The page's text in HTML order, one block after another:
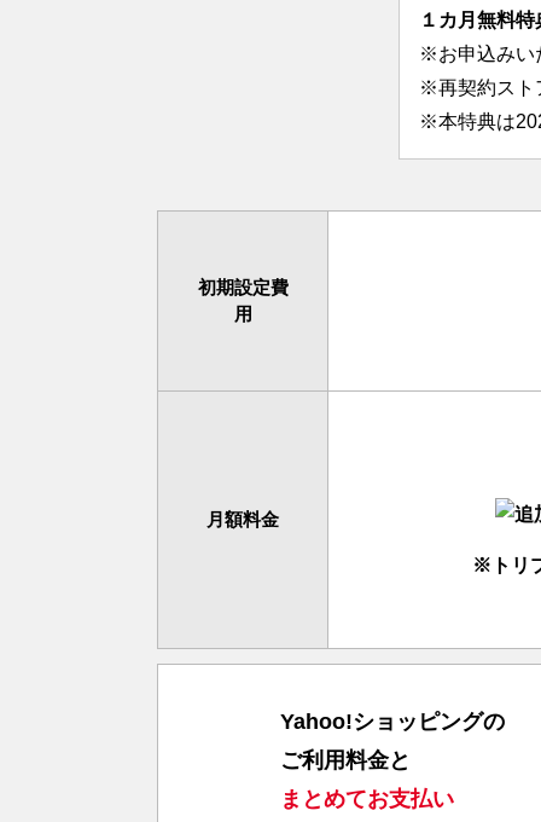
１カ月無料特
※お申込みい
※再契約スト
※本特典は
初期設定費
用
月額料金
※トリ
Yahoo!ショッピングの
ご利用料金と
まとめてお支払い